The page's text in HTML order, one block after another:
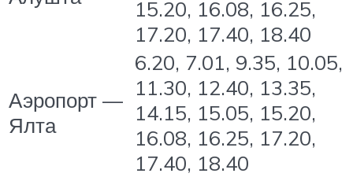
15.20, 16.08, 16.25,
17.20, 17.40, 18.40
Аэропорт —
Ялта
6.20, 7.01, 9.35, 10.05,
11.30, 12.40, 13.35,
14.15, 15.05, 15.20,
16.08, 16.25, 17.20,
17.40, 18.40